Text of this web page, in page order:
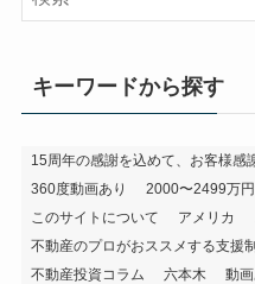
キーワードから探す
15周年の感謝を込めて、お客様感
360度動画あり
2000〜2499万円
このサイトについて
アメリカ
不動産のプロがおススメする支援
不動産投資コラム
六本木 動画